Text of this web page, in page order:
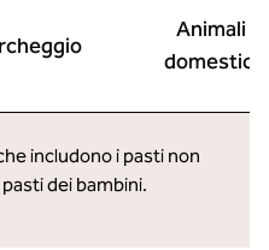
Animali
domestici
includono i pasti non
dei bambini.